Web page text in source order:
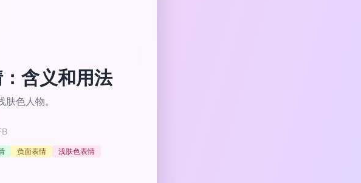
：含义和用法
色人物。
负面表情 浅肤色表情